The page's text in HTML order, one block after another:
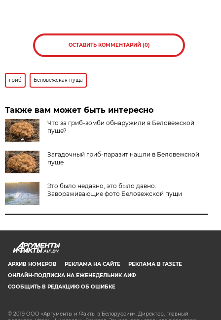
ОСТАВИТЬ КОММЕНТАРИЙ (0)
гриб Беловежская пуща
Также вам может быть интересно
Что за гриб-зомби обнаружили в Беловежской
пуще?
Загадочный гриб-паразит нашли в Беловежской
пуще
Это было недавно, это было давно.
Завораживающие фото Беловежской пущи
AIF.BY
АРХИВ НОМЕРОВ РЕКЛАМА НА САЙТЕ
РЕКЛАМА В ГАЗЕТЕ
ОНЛАЙН-ПОДПИСКА НА ЕЖЕНЕДЕЛЬНИК АИФ
СООБЩИТЬ В РЕДАКЦИЮ ОБ ОШИБКЕ
© 2019 ООО «Аргументы и Факты в Белоруссии». Директор, главный